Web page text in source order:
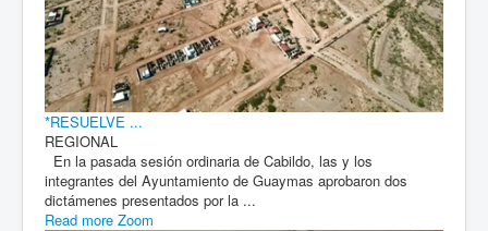
*RESUELVE ...
REGIONAL
En la pasada sesión ordinaria de Cabildo, las y los
integrantes del Ayuntamiento de Guaymas aprobaron dos
dictámenes presentados por la ...
Read more Zoom